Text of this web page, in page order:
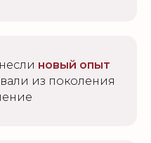
новый опыт
из поколения